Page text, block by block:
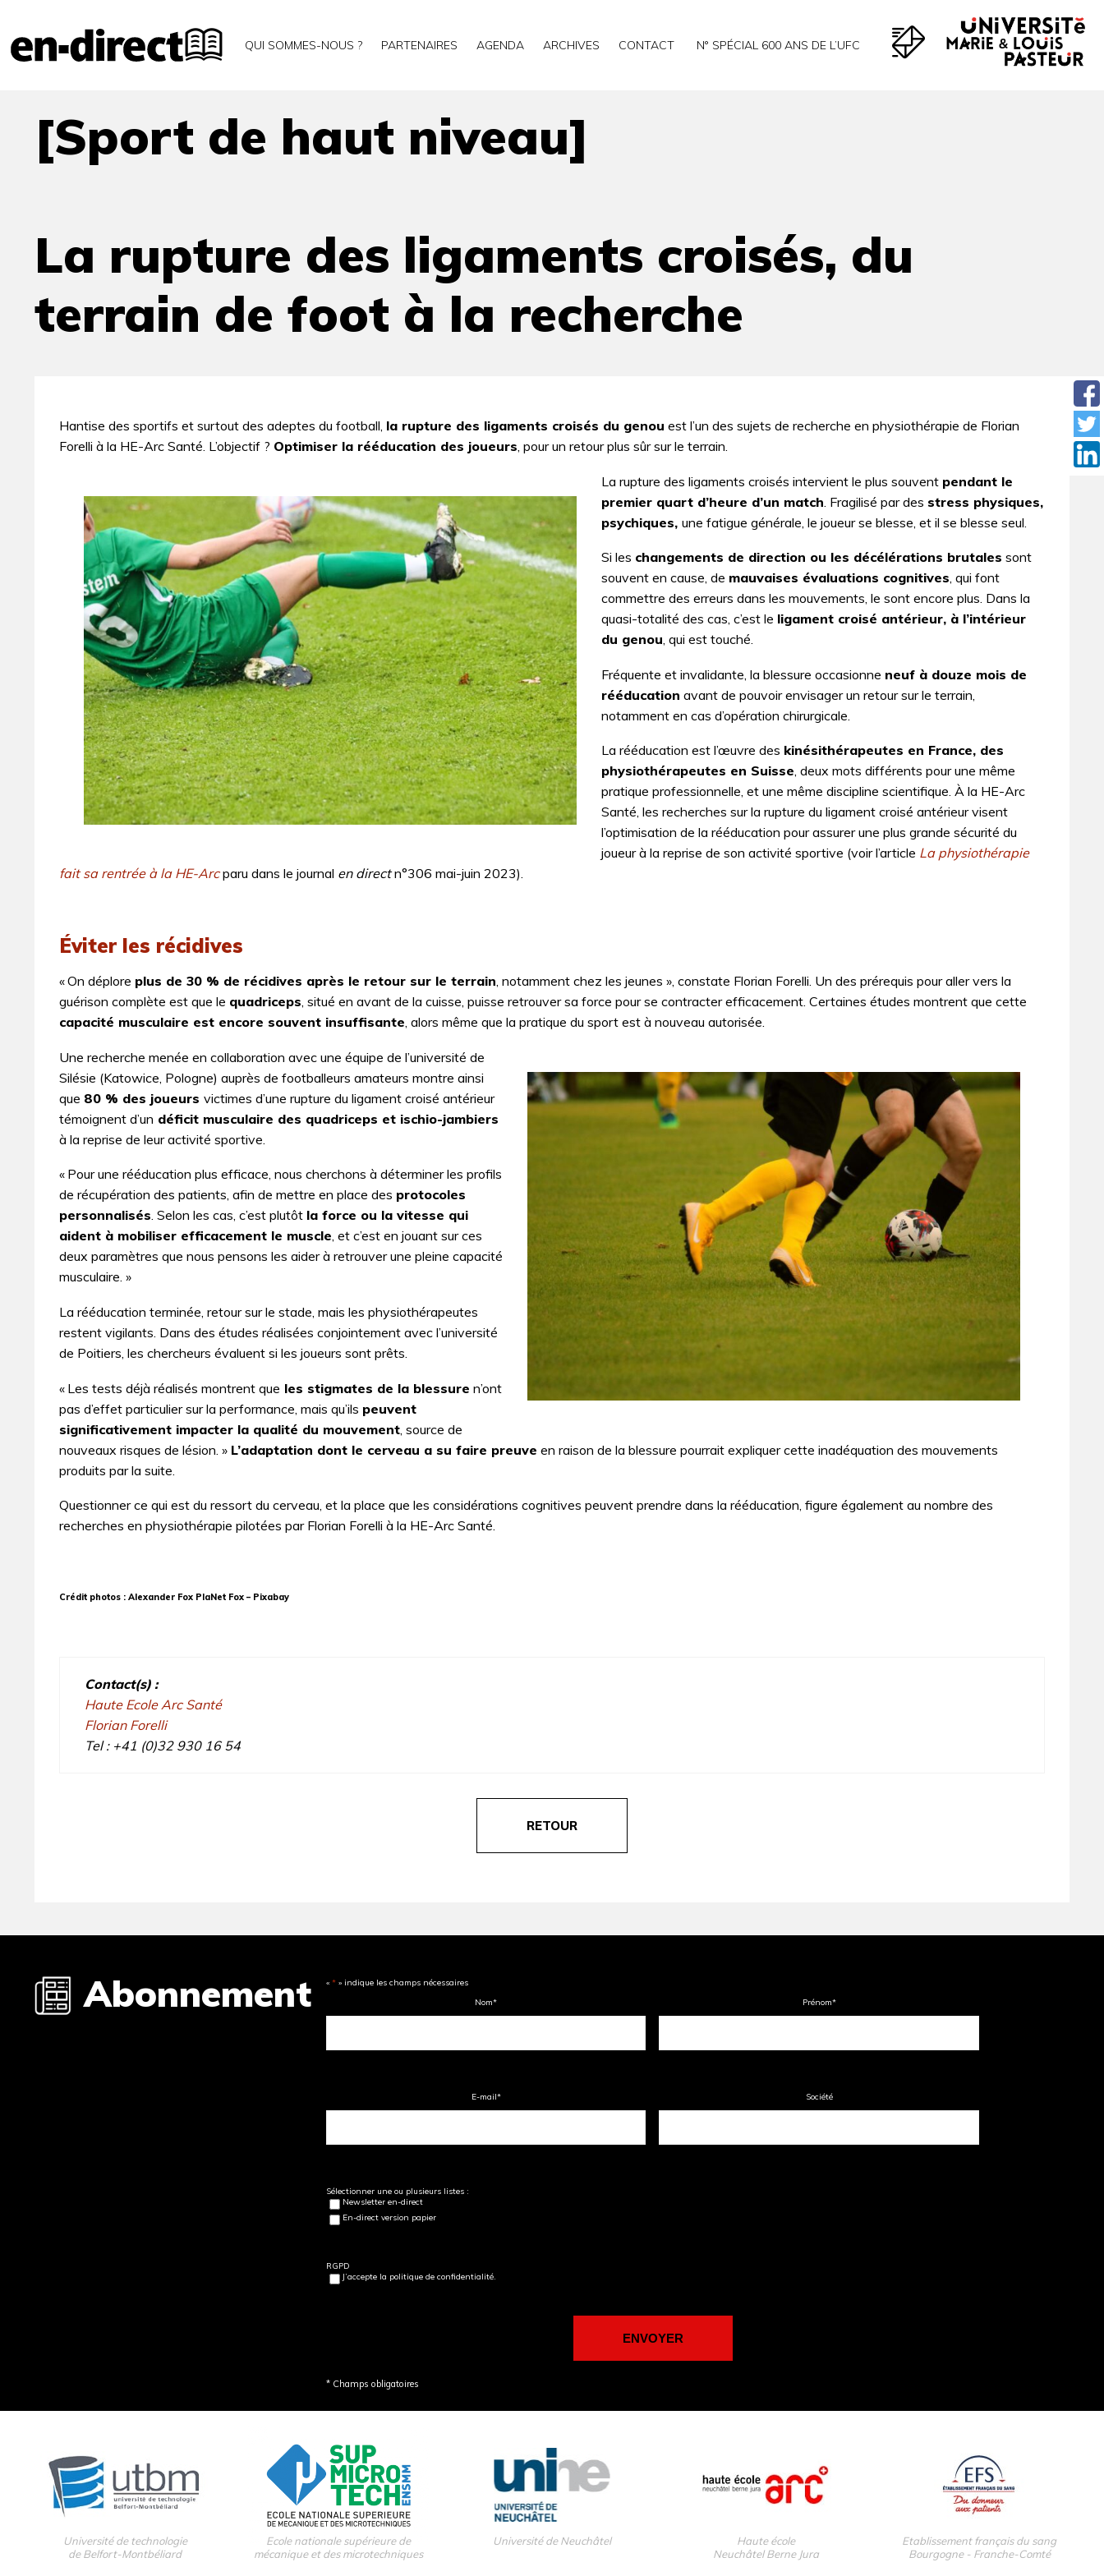
QUI SOMMES-NOUS ? PARTENAIRES AGENDA ARCHIVES CONTACT N° SPÉCIAL 600 ANS DE L’UFC
Accueil À la une
[Sport de haut niveau]
La rupture des ligaments croisés, du terrain de foot à la recherche
[Sport de haut niveau]
La rupture des ligaments croisés, du
terrain de foot à la recherche
Hantise des sportifs et surtout des adeptes du football, la rupture des ligaments croisés du genou est l’un des sujets de recherche en physiothérapie de Florian
Forelli à la HE-Arc Santé. L’objectif ? Optimiser la rééducation des joueurs , pour un retour plus sûr sur le terrain.
La rupture des ligaments croisés intervient le plus souvent pendant le
premier quart d’heure d’un match . Fragilisé par des stress physiques,
psychiques, une fatigue générale, le joueur se blesse, et il se blesse seul.
Si les changements de direction ou les décélérations brutales sont
souvent en cause, de mauvaises évaluations cognitives, qui font
commettre des erreurs dans les mouvements, le sont encore plus. Dans la
quasi-totalité des cas, c’est le ligament croisé antérieur, à l’intérieur
du genou, qui est touché.
Fréquente et invalidante, la blessure occasionne neuf à douze mois de
rééducation avant de pouvoir envisager un retour sur le terrain,
notamment en cas d’opération chirurgicale.
La rééducation est l’œuvre des kinésithérapeutes en France, des
physiothérapeutes en Suisse, deux mots différents pour une même
pratique professionnelle, et une même discipline scientifique. À la HE-Arc
Santé, les recherches sur la rupture du ligament croisé antérieur visent
l’optimisation de la rééducation pour assurer une plus grande sécurité du
joueur à la reprise de son activité sportive (voir l’article La physiothérapie
fait sa rentrée à la HE-Arcparu dans le journal en directn°306 mai-juin 2023).
Éviter les récidives
« On déplore plus de 30 % de récidives après le retour sur le terrain, notamment chez les jeunes », constate Florian Forelli. Un des prérequis pour aller vers la
guérison complète est que le quadriceps, situé en avant de la cuisse, puisse retrouver sa force pour se contracter efficacement. Certaines études montrent que cette
capacité musculaire est encore souvent insuffisante, alors même que la pratique du sport est à nouveau autorisée.
Une recherche menée en collaboration avec une équipe de l’université de
Silésie (Katowice, Pologne) auprès de footballeurs amateurs montre ainsi
que 80 % des joueurs victimes d’une rupture du ligament croisé antérieur
témoignent d’un déficit musculaire des quadriceps et ischio-jambiers
à la reprise de leur activité sportive.
« Pour une rééducation plus efficace, nous cherchons à déterminer les profils
de récupération des patients, afin de mettre en place des protocoles
personnalisés. Selon les cas, c’est plutôt la force ou la vitesse qui
aident à mobiliser efficacement le muscle, et c’est en jouant sur ces
deux paramètres que nous pensons les aider à retrouver une pleine capacité
musculaire. »
La rééducation terminée, retour sur le stade, mais les physiothérapeutes
restent vigilants. Dans des études réalisées conjointement avec l’université
de Poitiers, les chercheurs évaluent si les joueurs sont prêts.
« Les tests déjà réalisés montrent que les stigmates de la blessure n’ont
pas d’effet particulier sur la performance, mais qu’ils peuvent
significativement impacter la qualité du mouvement , source de
nouveaux risques de lésion. » L’adaptation dont le cerveau a su faire preuve en raison de la blessure pourrait expliquer cette inadéquation des mouvements
produits par la suite.
Questionner ce qui est du ressort du cerveau, et la place que les considérations cognitives peuvent prendre dans la rééducation, figure également au nombre des
recherches en physiothérapie pilotées par Florian Forelli à la HE-Arc Santé.
Crédit photos : Alexander Fox PlaNet Fox – Pixabay
Contact(s) :
Haute Ecole Arc Santé
Florian Forelli
Tel : +41 (0)32 930 16 54
RETOUR
Abonnement « * » indique les champs nécessaires
Nom* Prénom*
E-mail* Société
Sélectionner une ou plusieurs listes :
Newsletter en-direct
En-direct version papier
RGPD
J’accepte la politique de confidentialité.
* Champs obligatoires
Université de technologie
de Belfort-Montbéliard
Ecole nationale supérieure de
mécanique et des microtechniques
Université de Neuchâtel
Haute école
Neuchâtel Berne Jura
Etablissement français du sang
Bourgogne - Franche-Comté